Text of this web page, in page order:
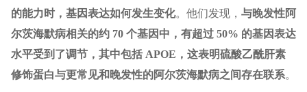
的能力时，基因表达如何发生变化。他们发现， 与晚发性阿
尔茨海默病相关的约 70 个基因中，有超过 50% 的基因表达
水平受到了调节，其中包括 APOE，这表明硫酸乙酰肝素
修饰蛋白与更常见和晚发性的阿尔茨海默病之间存在联系。